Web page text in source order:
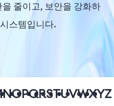
줄이고, 보안을 강화하
스템입니다.
NOPQRSTUVWXYZ